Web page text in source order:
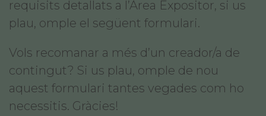
requisits detallats a l’Àrea Expositor, si us
plau, omple el següent formulari.
Vols recomanar a més d’un creador/a de
contingut? Si us plau, omple de nou
aquest formulari tantes vegades com ho
necessitis. Gràcies!